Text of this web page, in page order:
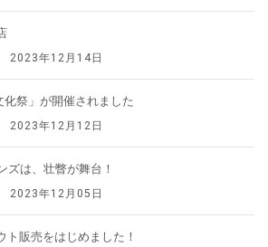
2023年12月14日
化祭」が開催されました
2023年12月12日
ズは、壮瞥が舞台！
2023年12月05日
ト販売をはじめました！